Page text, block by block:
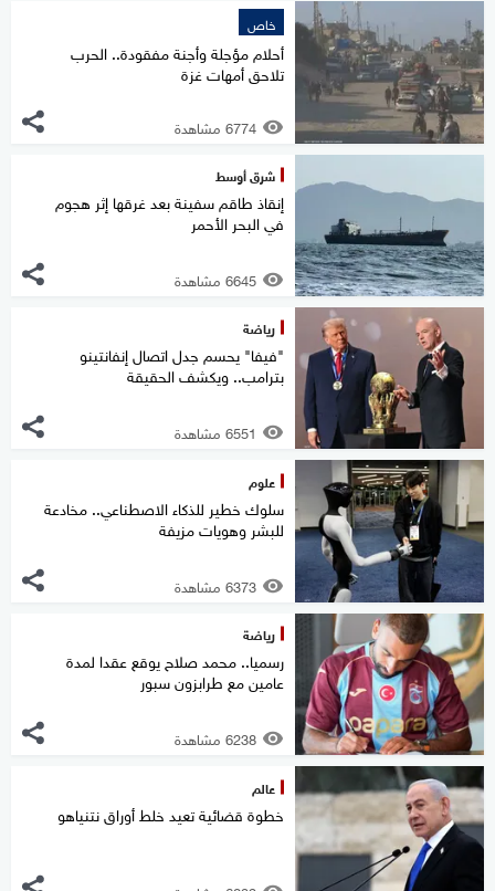
خاص
أحلام مؤجلة وأجنة مفقودة.. الحرب
تلاحق أمهات غزة
6774 مشاهدة
شرق أوسط
إنقاذ طاقم سفينة بعد غرقها إثر هجوم
في البحر الأحمر
6645 مشاهدة
رياضة
"فيفا" يحسم جدل اتصال إنفانتينو
بترامب.. ويكشف الحقيقة
6551 مشاهدة
علوم
سلوك خطير للذكاء الاصطناعي.. مخادعة
للبشر وهويات مزيفة
6373 مشاهدة
رياضة
رسميا.. محمد صلاح يوقع عقدا لمدة
عامين مع طرابزون سبور
6238 مشاهدة
عالم
خطوة قضائية تعيد خلط أوراق نتنياهو